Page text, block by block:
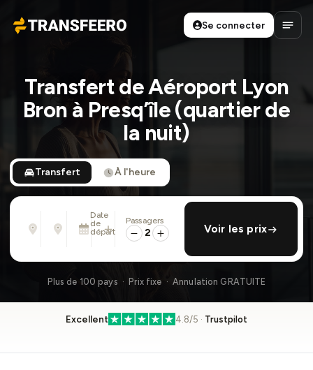
Transfeero
Se connecter
Transfert de Aéroport Lyon
Bron à Presq’île (quartier de
la nuit)
Transfert À l'heure
Adresse, aéroport, hôtel, ...
Adresse, aéroport, hôtel, ...
Date
de
départ
Sam. 8 Août · 01:45 PM
ajouter retour
Passagers
2 Voir les prix
Plus de 100 pays · Prix fixe · Annulation GRATUITE
Excellent 4.8/5 · Trustpilot